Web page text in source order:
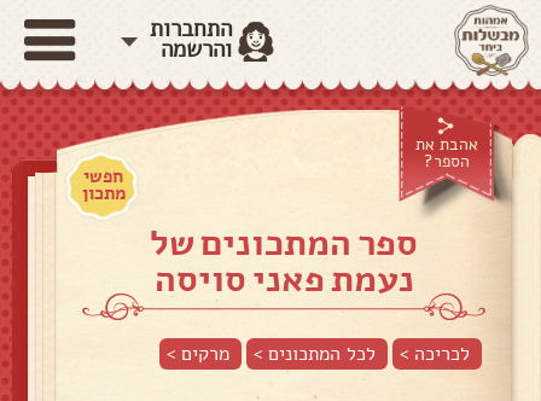
התחברות
והרשמה
אהבת את
הספר?
חפשי
מתכון
ספר המתכונים של
נעמת פאני סויסה
לכריכה > לכל המתכונים > מרקים>